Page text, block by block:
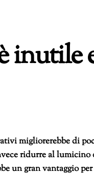
inutile
migliorerebbe di
ridurre al lumicino
un gran vantaggio per